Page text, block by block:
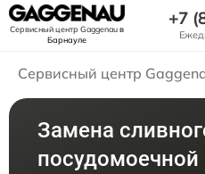
Сервисный центр Gaggenauв
Барнауле
+7
Сервисный центр
Замена